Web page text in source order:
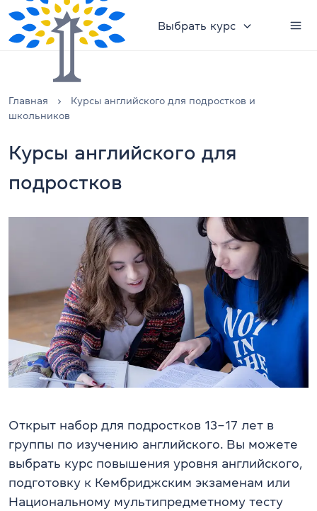
Выбрать курс
Главная
Курсы английского для подростков и
школьников
Курсы английского для
подростков
Открыт набор для подростков 13–17 лет в
группы по изучению английского. Вы можете
выбрать курс повышения уровня английского,
подготовку к Кембриджским экзаменам или
Национальному мультипредметному тесту